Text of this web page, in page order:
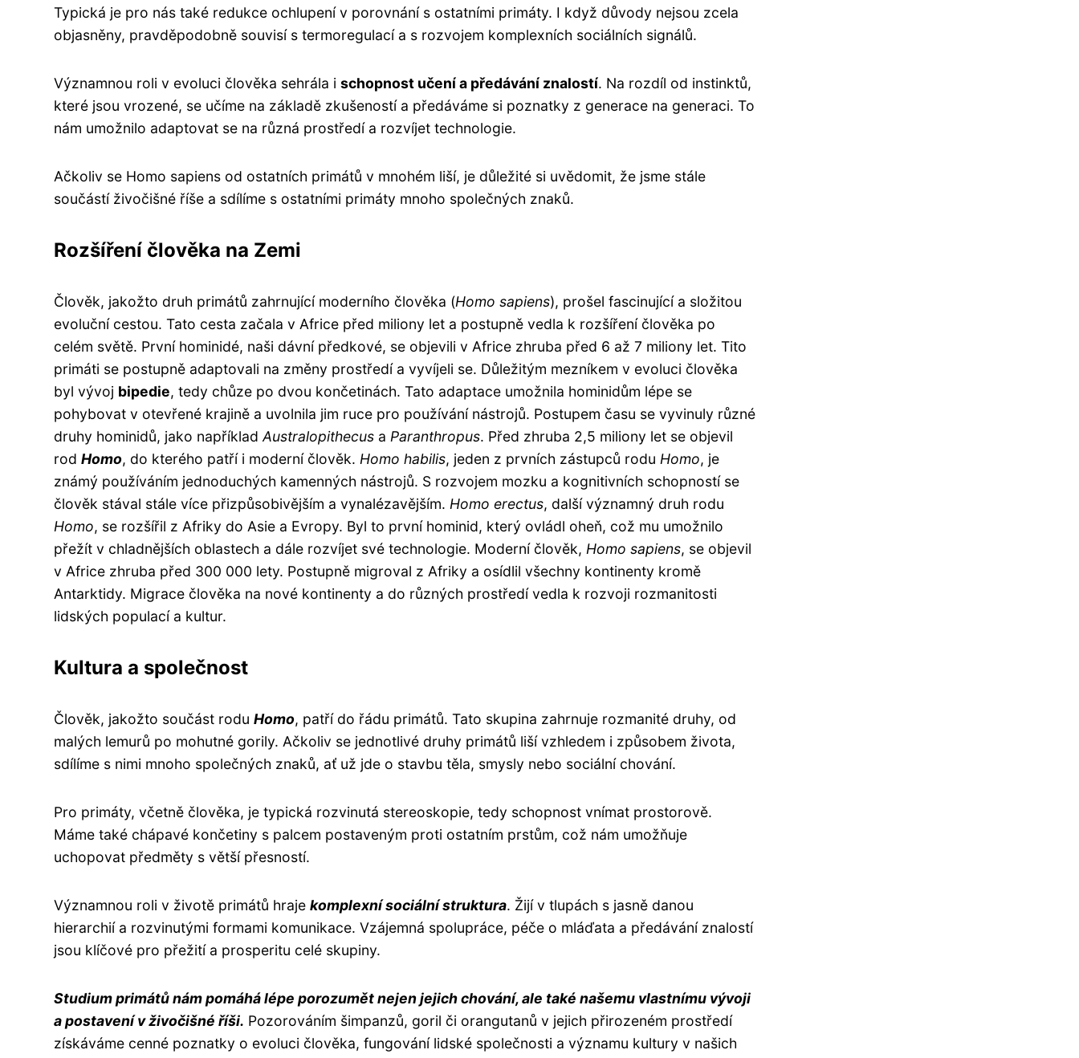
Typická je pro nás také redukce ochlupení v porovnání s ostatními primáty. I když důvody nejsou zcela
objasněny, pravděpodobně souvisí s termoregulací a s rozvojem komplexních sociálních signálů.
Významnou roli v evoluci člověka sehrála i schopnost učení a předávání znalostí. Na rozdíl od instinktů,
které jsou vrozené, se učíme na základě zkušeností a předáváme si poznatky z generace na generaci. To
nám umožnilo adaptovat se na různá prostředí a rozvíjet technologie.
Ačkoliv se Homo sapiens od ostatních primátů v mnohém liší, je důležité si uvědomit, že jsme stále
součástí živočišné říše a sdílíme s ostatními primáty mnoho společných znaků.
Rozšíření člověka na Zemi
Člověk, jakožto druh primátů zahrnující moderního člověka (Homo sapiens), prošel fascinující a složitou
evoluční cestou. Tato cesta začala v Africe před miliony let a postupně vedla k rozšíření člověka po
celém světě. První hominidé, naši dávní předkové, se objevili v Africe zhruba před 6 až 7 miliony let. Tito
primáti se postupně adaptovali na změny prostředí a vyvíjeli se. Důležitým mezníkem v evoluci člověka
byl vývoj bipedie, tedy chůze po dvou končetinách. Tato adaptace umožnila hominidům lépe se
pohybovat v otevřené krajině a uvolnila jim ruce pro používání nástrojů. Postupem času se vyvinuly různé
druhy hominidů, jako napříkladAustralopithecus a Paranthropus. Před zhruba 2,5 miliony let se objevil
rod Homo, do kterého patří i moderní člověk. Homo habilis, jeden z prvních zástupců rodu Homo, je
známý používáním jednoduchých kamenných nástrojů. S rozvojem mozku a kognitivních schopností se
člověk stával stále více přizpůsobivějším a vynalézavějším. Homo erectus, další významný druh rodu
Homo, se rozšířil z Afriky do Asie a Evropy. Byl to první hominid, který ovládl oheň, což mu umožnilo
přežít v chladnějších oblastech a dále rozvíjet své technologie. Moderní člověk, Homo sapiens, se objevil
v Africe zhruba před 300 000 lety. Postupně migroval z Afriky a osídlil všechny kontinenty kromě
Antarktidy. Migrace člověka na nové kontinenty a do různých prostředí vedla k rozvoji rozmanitosti
lidských populací a kultur.
Kultura a společnost
Člověk, jakožto součást rodu Homo, patří do řádu primátů. Tato skupina zahrnuje rozmanité druhy, od
malých lemurů po mohutné gorily. Ačkoliv se jednotlivé druhy primátů liší vzhledem i způsobem života,
sdílíme s nimi mnoho společných znaků, ať už jde o stavbu těla, smysly nebo sociální chování.
Pro primáty, včetně člověka, je typická rozvinutá stereoskopie, tedy schopnost vnímat prostorově.
Máme také chápavé končetiny s palcem postaveným proti ostatním prstům, což nám umožňuje
uchopovat předměty s větší přesností.
Významnou roli v životě primátů hraje komplexní sociální struktura. Žijí v tlupách s jasně danou
hierarchií a rozvinutými formami komunikace. Vzájemná spolupráce, péče o mláďata a předávání znalostí
jsou klíčové pro přežití a prosperitu celé skupiny.
Studium primátů nám pomáhá lépe porozumět nejen jejich chování, ale také našemu vlastnímu vývoji
a postavení v živočišné říši. Pozorováním šimpanzů, goril či orangutanů v jejich přirozeném prostředí
získáváme cenné poznatky o evoluci člověka, fungování lidské společnosti a významu kultury v našich